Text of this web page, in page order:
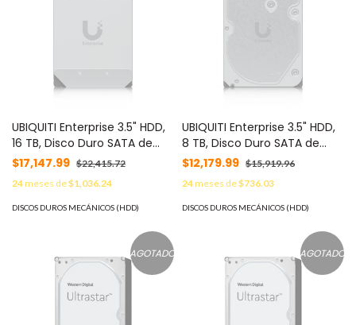
UBIQUITI Enterprise 3.5" HDD,
16 TB, Disco Duro SATA de
Nivel Empresarial, Ideal para
Sistemas NAS y de Seguridad
de Cámaras UniFi con uso
Intensivo de
$17,147.99 $22,415.72
24meses de$1,036.24
DISCOS DUROS MECÁNICOS (HDD)
UBIQUITI Enterprise 3.5" HDD,
8 TB, Disco Duro SATA de
Nivel Empresarial, Ideal para
Sistemas NAS y de Seguridad
de Cámaras UniFi con uso
Intensivo de
$12,179.99 $15,919.96
24meses de$736.03
DISCOS DUROS MECÁNICOS (HDD)
AGOTADO AGOTADO